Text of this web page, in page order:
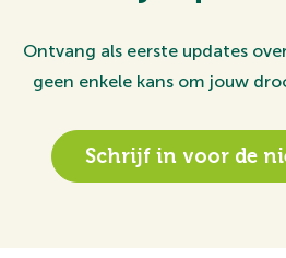
Ontvang als eerste updates
geen enkele kans om jouw
Schrijf in voor de